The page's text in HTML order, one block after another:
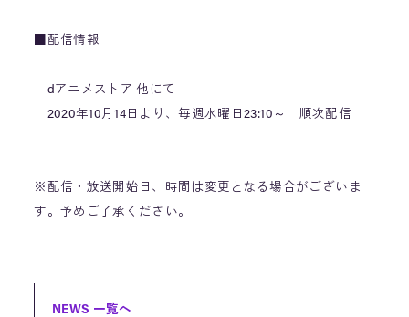
■配信情報
dアニメストア 他にて
2020年10月14日より、毎週水曜日23:10～ 順次配信
※配信・放送開始日、時間は変更となる場合がございま
す。予めご了承ください。
NEWS 一覧へ